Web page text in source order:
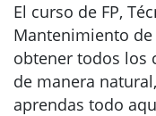
El curso de FP,
Mantenimiento
obtener todos los
de manera
aprendas todo